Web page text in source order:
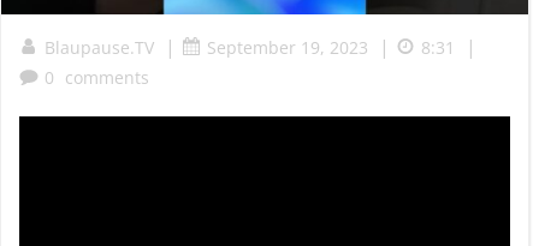
Blaupause.TV | September 19, 2023 | 8:31 |
0 comments